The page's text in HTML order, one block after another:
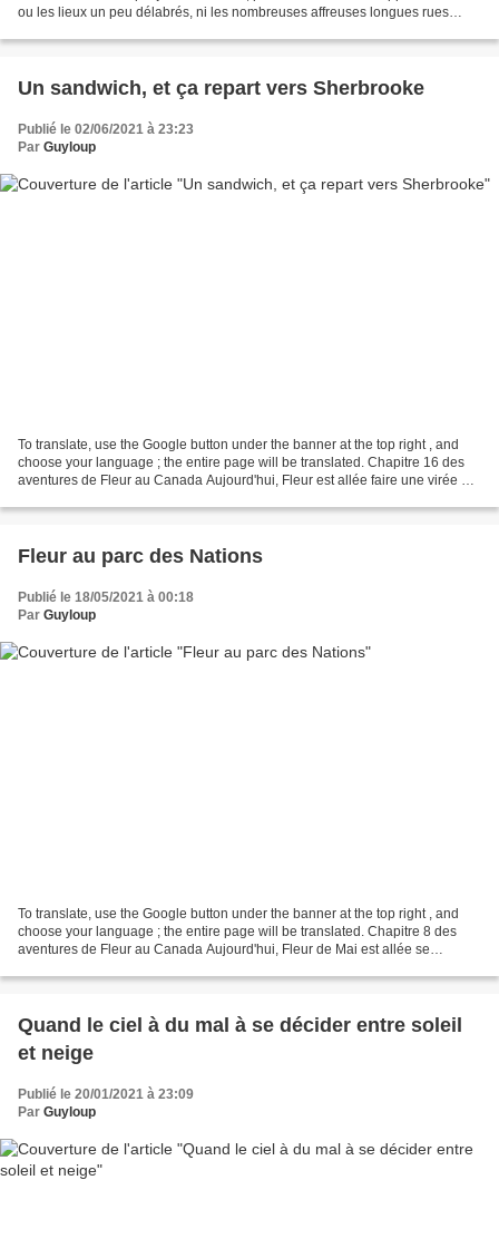
ou les lieux un peu délabrés, ni les nombreuses affreuses longues rues
Un sandwich, et ça repart vers Sherbrooke
Publié le 02/06/2021 à 23:23
Par Guyloup
To translate, use the Google button under the banner at the top right , and
choose your language ; the entire page will be translated. Chapitre 16 des
aventures de Fleur au Canada Aujourd'hui, Fleur est allée faire une virée en
Fleur au parc des Nations
Publié le 18/05/2021 à 00:18
Par Guyloup
To translate, use the Google button under the banner at the top right , and
choose your language ; the entire page will be translated. Chapitre 8 des
aventures de Fleur au Canada Aujourd'hui, Fleur de Mai est allée se
Quand le ciel à du mal à se décider entre soleil
et neige
Publié le 20/01/2021 à 23:09
Par Guyloup